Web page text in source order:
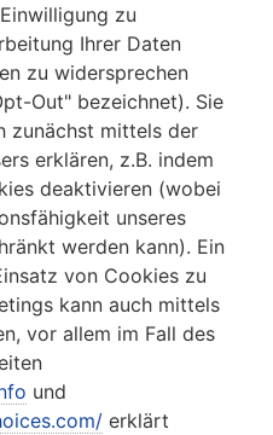
zu
Ihrer Daten
zu widersprechen
Out" bezeichnet). Sie
zunächst mittels der
erklären, z.B. indem
deaktivieren (wobei
unseres
werden kann). Ein
von Cookies zu
kann auch mittels
vor allem im Fall des
und
erklärt